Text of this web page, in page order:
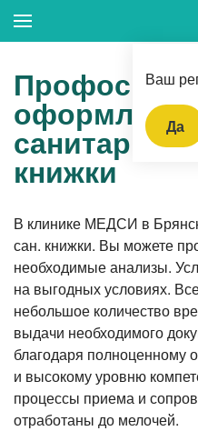
Ваш
Да
Популярные запросы
Прием гинеколога
Прием
Прием
Компьютерная
Прием педиатра
Оформление
Прием кардиолога
Прием терапевта-
санитарной
книжки
В клинике МЕДСИ в
сан. книжки. Вы можете
необходимые анализы.
на выгодных условиях.
небольшое количество
выдачи необходимого
благодаря полноценному
и высокому уровню
процессы приема и
отработаны до мелочей.